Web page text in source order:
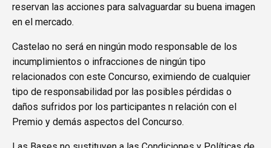
reservan las acciones para salvaguardar su buena imagen
en el mercado.
Castelao no será en ningún modo responsable de los
incumplimientos o infracciones de ningún tipo
relacionados con este Concurso, eximiendo de cualquier
tipo de responsabilidad por las posibles pérdidas o
daños sufridos por los participantes n relación con el
Premio y demás aspectos del Concurso.